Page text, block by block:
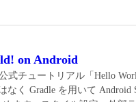
on Android
式チュートリアル「Hello
なく Gradle を用いて Android